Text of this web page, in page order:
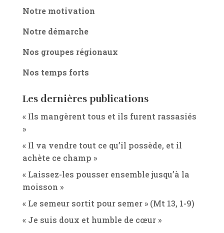
Notre motivation
Notre démarche
Nos groupes régionaux
Nos temps forts
Les dernières publications
« Ils mangèrent tous et ils furent rassasiés
»
« Il va vendre tout ce qu’il possède, et il
achète ce champ »
« Laissez-les pousser ensemble jusqu’à la
moisson »
« Le semeur sortit pour semer » (Mt 13, 1-9)
« Je suis doux et humble de cœur »